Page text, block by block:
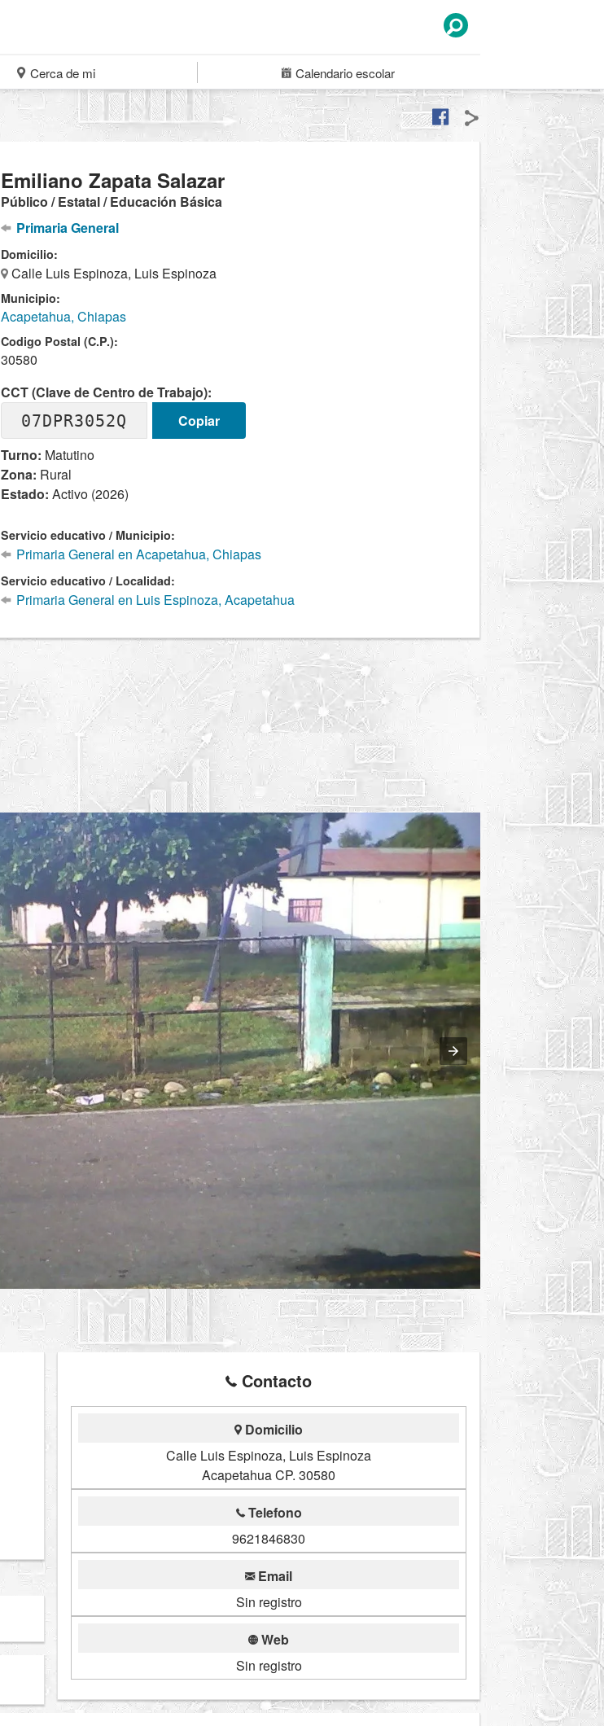
Cerca de mi Calendarioescolar
Emiliano Zapata Salazar
Público / Estatal / Educación Básica
Primaria General
Domicilio:
Calle Luis Espinoza, Luis Espinoza
Municipio:
Acapetahua, Chiapas
Codigo Postal (C.P.):
30580
CCT (Clave de Centro de Trabajo):
07DPR3052Q
Copiar
Turno: Matutino
Zona: Rural
Estado: Activo (2026)
Servicio educativo / Municipio:
Primaria General en Acapetahua, Chiapas
Servicio educativo / Localidad:
Primaria General en Luis Espinoza, Acapetahua
Contacto
Domicilio
Calle Luis Espinoza, Luis Espinoza
Acapetahua CP. 30580
Telefono
9621846830
Email
Sin registro
Web
Sin registro